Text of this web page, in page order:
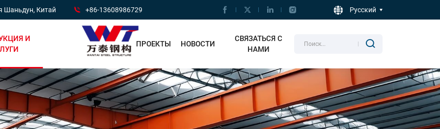
Шаньдун, Китай +86-13608986729 Русский
И
ПРОЕКТЫ НОВОСТИ
СВЯЗАТЬСЯ С
НАМИ